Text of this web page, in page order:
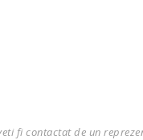
fi contactat de un